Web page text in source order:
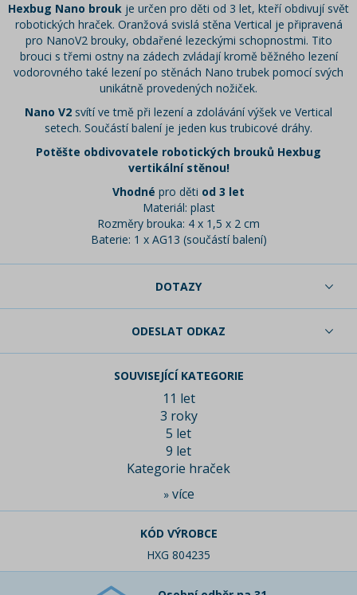
Hexbug Nano brouk je určen pro děti od 3 let, kteří obdivují svět
robotických hraček. Oranžová svislá stěna Vertical je připravená
pro NanoV2 brouky, obdařené lezeckými schopnostmi. Tito
brouci s třemi ostny na zádech zvládají kromě běžného lezení
vodorovného také lezení po stěnách Nano trubek pomocí svých
unikátně provedených nožiček.
Nano V2 svítí ve tmě při lezení a zdolávání výšek ve Vertical
setech. Součástí balení je jeden kus trubicové dráhy.
Potěšte obdivovatele robotických brouků Hexbug
vertikální stěnou!
Vhodné pro děti od 3 let
Materiál: plast
Rozměry brouka: 4 x 1,5 x 2 cm
Baterie: 1 x AG13 (součástí balení)
DOTAZY
ODESLAT ODKAZ
SOUVISEJÍCÍ KATEGORIE
11 let
3 roky
5 let
9 let
Kategorie hraček
» více
KÓD VÝROBCE
HXG 804235